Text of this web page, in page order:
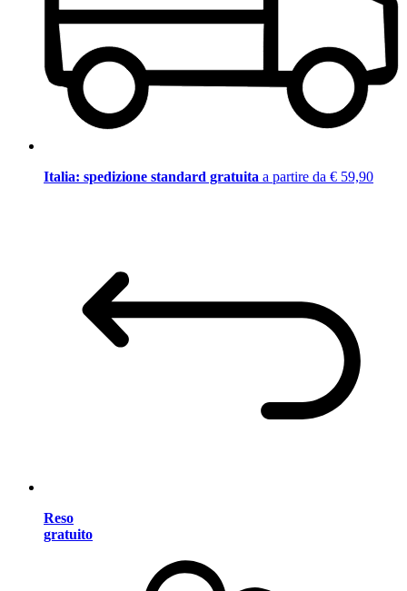
Italia: spedizione standard gratuita a partire da € 59,90
Reso
gratuito